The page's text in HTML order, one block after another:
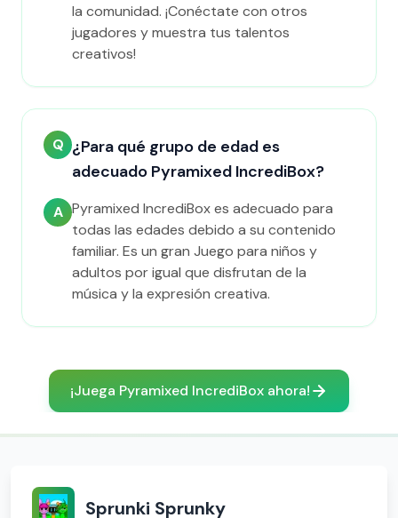
la comunidad. ¡Conéctate con otros
jugadores y muestra tus talentos
creativos!
Q ¿Para qué grupo de edad es
adecuado Pyramixed IncrediBox?
A Pyramixed IncrediBox es adecuado para
todas las edades debido a su contenido
familiar. Es un gran Juego para niños y
adultos por igual que disfrutan de la
música y la expresión creativa.
¡Juega Pyramixed IncrediBox ahora!
Sprunki Sprunky